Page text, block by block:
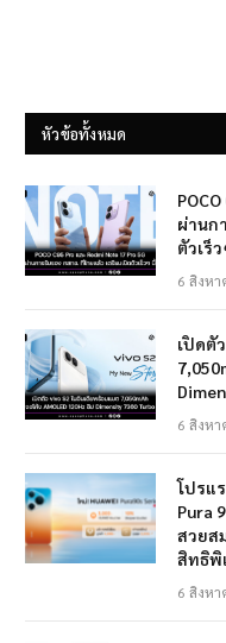
หัวข้อทั้งหมด
ผ่านก
ตัวเร็
6 สิงห
เปิดตั
6 สิงห
โปรแ
Pura
สวยส
สิทธิพิ
6 สิงห